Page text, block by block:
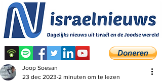
Joop Soesan
23 dec 2023 2 minuten om te lezen